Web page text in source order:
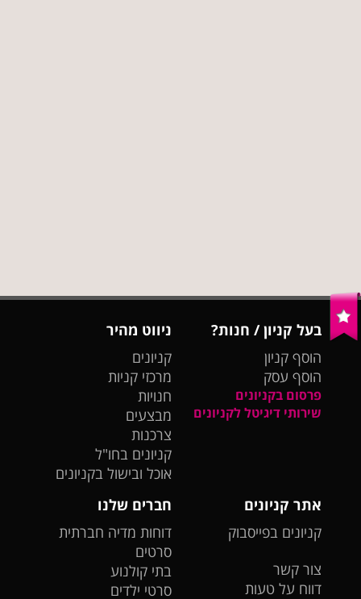
בעל קניון / חנות?
הוסף קניון
הוסף עסק
פרסום בקניונים
שירותי דיגיטל לקניונים
ניווט מהיר
קניונים
מרכזי קניות
חנויות
מבצעים
צרכנות
קניונים בחו"ל
אוכל ובישול בקניונים
אתר קניונים
קניונים בפייסבוק
צור קשר
דווח על טעות
חברים שלנו
דוחות מדיה חברתית
סרטים
בתי קולנוע
סרטי ילדים